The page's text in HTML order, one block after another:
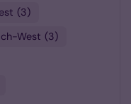
3
West 3